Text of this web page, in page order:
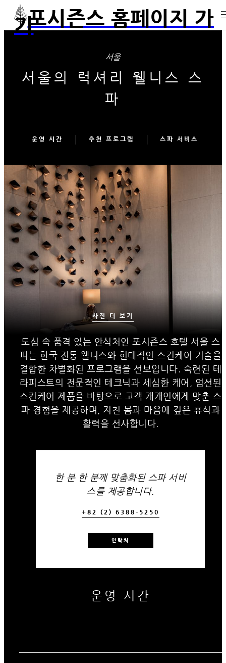
포시즌스 홈페이지 가
기
서울
서울의 럭셔리 웰니스 스
파
운영 시간 추천 프로그램 스파 서비스
사진 더 보기
도심 속 품격 있는 안식처인 포시즌스 호텔 서울 스
파는 한국 전통 웰니스와 현대적인 스킨케어 기술을
결합한 차별화된 프로그램을 선보입니다. 숙련된 테
라피스트의 전문적인 테크닉과 세심한 케어, 엄선된
스킨케어 제품을 바탕으로 고객 개개인에게 맞춘 스
파 경험을 제공하며, 지친 몸과 마음에 깊은 휴식과
활력을 선사합니다.
한 분 한 분께 맞춤화된 스파 서비
스를 제공합니다.
+82 (2) 6388-5250
연락처
운영 시간